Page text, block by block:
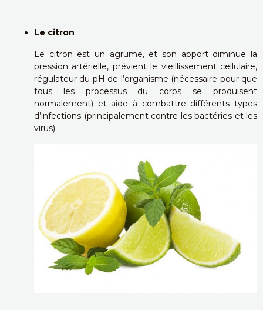
Le citron
Le citron est un agrume, et son apport diminue la
pression artérielle, prévient le vieillissement cellulaire,
régulateur du pH de l’organisme (nécessaire pour que
tous les processus du corps se produisent
normalement) et aide à combattre différents types
d’infections (principalement contre les bactéries et les
virus).